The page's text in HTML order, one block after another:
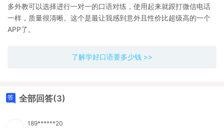
多外教可以选择进行一对一的口语对练，使用起来就跟打微信电话
一样，质量很清晰。这个是最让我感到意外且性价比超级高的一个
APP了。
了解学好口语要多少钱 >>
全部回答(3)
189******20